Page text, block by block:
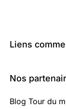
Liens
Nos
Blog Tour du